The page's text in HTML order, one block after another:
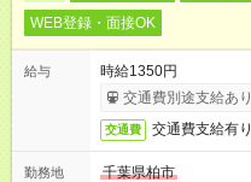
WEB登録・面接OK
給与
時給1350円
交通費別途支給あり
交通費 交通費支給有り
勤務地
千葉県柏市